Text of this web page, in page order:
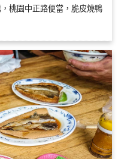
桃園中正路便當，脆皮燒鴨